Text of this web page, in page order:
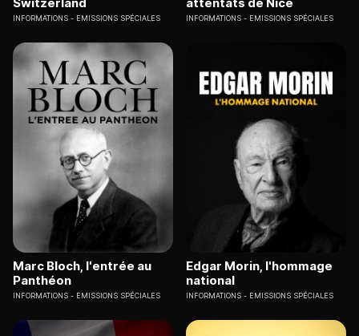
INFORMATIONS EMISSIONS SPÉCIALES INFORMATIONS EMISSIONS SPÉCIALES
Marc Bloch, l'entrée au
Panthéon
INFORMATIONS EMISSIONS SPÉCIALES
Edgar Morin, l'hommage
national
INFORMATIONS EMISSIONS SPÉCIALES